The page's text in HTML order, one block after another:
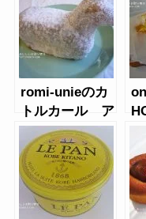
romi-unieのカ
トルカール ア
ニョー